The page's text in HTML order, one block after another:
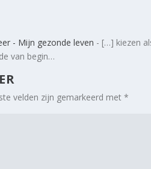
- Mijn gezonde leven - […] kiezen
van begin…
velden zijn gemarkeerd met*